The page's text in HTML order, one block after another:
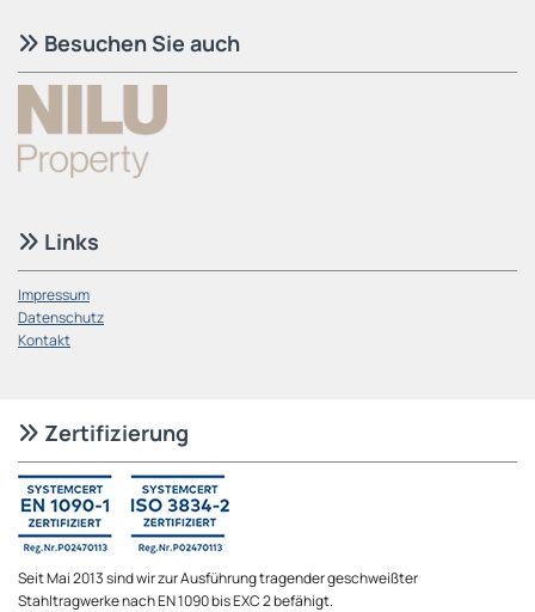
 Besuchen Sie auch
 Links
Impressum
Datenschutz
Kontakt
 Zertifizierung
Seit Mai 2013 sind wir zur Ausführung tragender geschweißter
Stahltragwerke nach EN 1090 bis EXC 2 befähigt.